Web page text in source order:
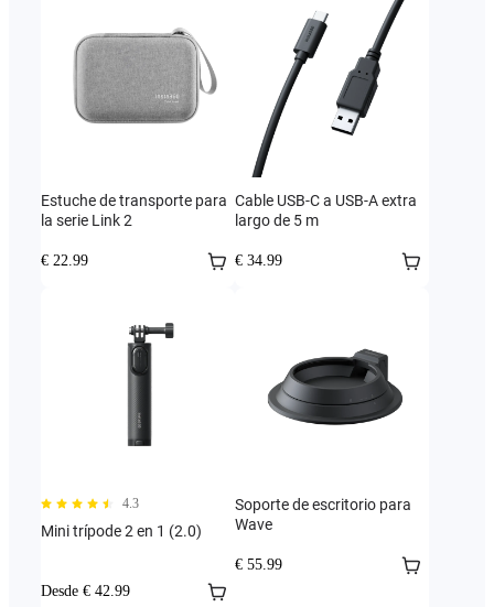
Estuche de transporte para
la serie Link 2
€ 22.99
Cable USB-C a USB-A extra
largo de 5 m
€ 34.99
4.3
Mini trípode 2 en 1 (2.0)
Desde € 42.99
Soporte de escritorio para
Wave
€ 55.99